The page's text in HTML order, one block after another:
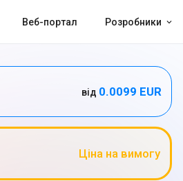
Веб-портал Розробники
від 0.0099 EUR
Ціна на вимогу